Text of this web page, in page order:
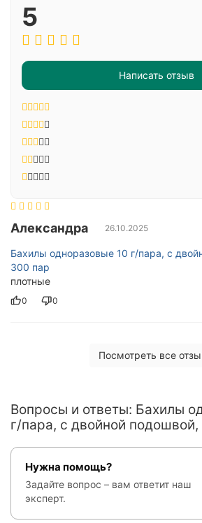
5
Написать отзыв
Александра 26.10.2025
Бахилы одноразовые 10 г/пара, с
300 пар
плотные
0 0
Посмотреть все
Вопросы и ответы: Бахилы
г/пара, с двойной
Нужна помощь?
Задайте вопрос – вам ответит наш
эксперт.